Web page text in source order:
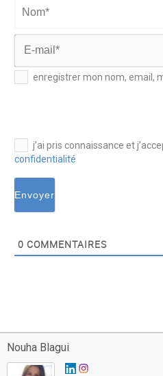
Nom*
E-
mail*
enregistrer mon nom, email,
j’ai pris connaissance et
confidentialité
0 COMMENTAIRES
Nouha Blagui